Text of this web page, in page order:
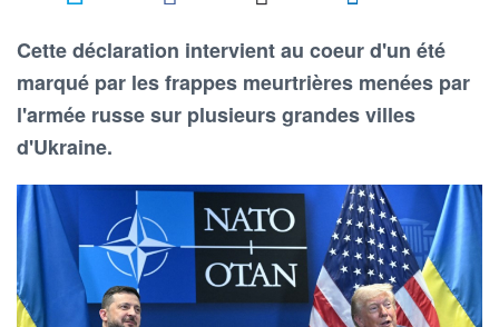
Cette déclaration intervient au coeur d'un été
marqué par les frappes meurtrières menées par
l'armée russe sur plusieurs grandes villes
d'Ukraine.